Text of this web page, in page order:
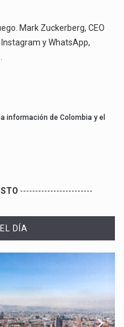
Mark Zuckerberg, CEO
y WhatsApp,
información de Colombia y el
------------------------
DÍA